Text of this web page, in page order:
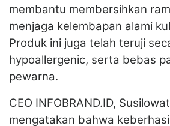
membantu membersihkan
menjaga kelembapan alami
Produk ini juga telah teruji
hypoallergenic, serta bebas
pewarna.
CEO INFOBRAND.ID,
mengatakan bahwa